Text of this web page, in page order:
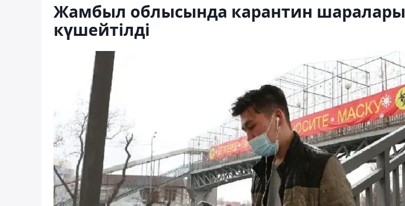
Жамбыл облысында карантин шаралары
күшейтілді